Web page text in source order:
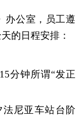
办公室，员工遵
的日程安排：
15分钟所谓“发正
法尼亚车站台阶